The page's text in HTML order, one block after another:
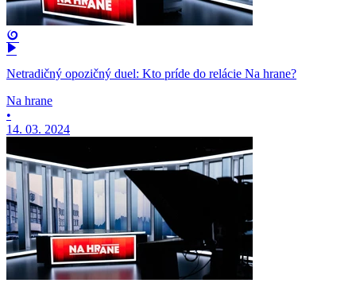
Netradičný opozičný duel: Kto príde do relácie Na hrane?
Na hrane
•
14. 03. 2024